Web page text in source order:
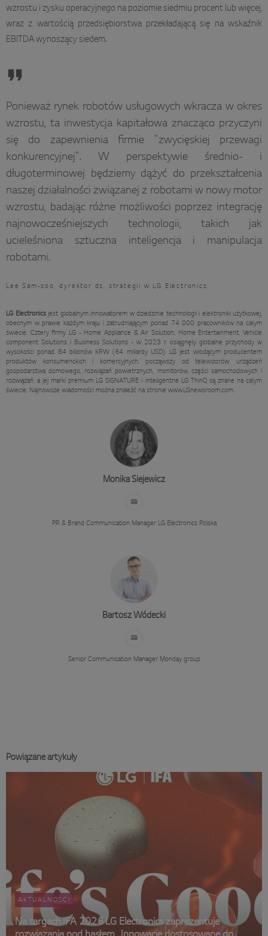
wzrostu i zysku operacyjnego na poziomie siedmiu procent lub więcej,
wraz z wartością przedsiębiorstwa przekładającą się na wskaźnik
EBITDA wynoszący siedem.
Ponieważ rynek robotów usługowych wkracza w okres
wzrostu, ta inwestycja kapitałowa znacząco przyczyni
się do zapewnienia firmie "zwycięskiej przewagi
konkurencyjnej". W perspektywie średnio- i
długoterminowej będziemy dążyć do przekształcenia
naszej działalności związanej z robotami w nowy motor
wzrostu, badając różne możliwości poprzez integrację
najnowocześniejszych technologii, takich jak
ucieleśniona sztuczna inteligencja i manipulacja
robotami.
Lee Sam-soo, dyrektor ds. strategii w LG Electronics.
LG Electronicsjest globalnym innowatorem w dziedzinie technologii i elektroniki użytkowej,
obecnym w prawie każdym kraju i zatrudniającym ponad 74 000 pracowników na całym
świecie. Cztery firmy LG - Home Appliance & Air Solution, Home Entertainment, Vehicle
component Solutions i Business Solutions - w 2023 r. osiągnęły globalne przychody w
wysokości ponad 84 bilionów KRW (64 miliardy USD). LG jest wiodącym producentem
produktów konsumenckich i komercyjnych, począwszy od telewizorów, urządzeń
gospodarstwa domowego, rozwiązań powietrznych, monitorów, części samochodowych i
rozwiązań, a jej marki premium LG SIGNATURE i inteligentne LG ThinQ są znane na całym
świecie. Najnowsze wiadomości można znaleźć na stronie www.LGnewsroom.com.
Monika Siejewicz
PR & Brand Communication ManagerLG Electronics Polska
Bartosz Wódecki
Senior Communication ManagerMonday group
Powiązane artykuły
AKTUALNOŚCI
Na targach IFA 2026 LG Electronics zaprezentuje